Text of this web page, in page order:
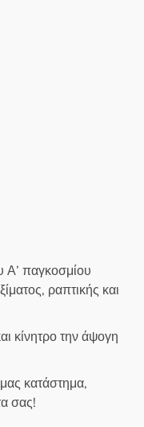
παγκοσμίου
ραπτικής και
κίνητρο την άψογη
κατάστημα,
σας!